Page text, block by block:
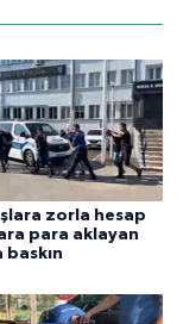
zorla hesap
para aklayan
baskın